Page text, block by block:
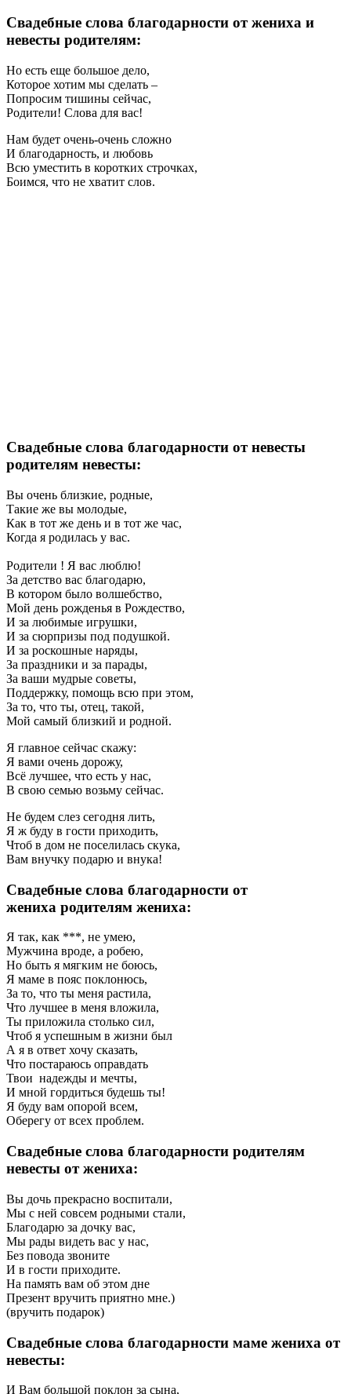
Свадебные слова благодарности от жениха и
невесты родителям:
Но есть еще большое дело,
Которое хотим мы сделать –
Попросим тишины сейчас,
Родители! Слова для вас!
Нам будет очень-очень сложно
И благодарность, и любовь
Всю уместить в коротких строчках,
Боимся, что не хватит слов.
Свадебные слова благодарности от невесты
родителям невесты:
Вы очень близкие, родные,
Такие же вы молодые,
Как в тот же день и в тот же час,
Когда я родилась у вас.
Родители ! Я вас люблю!
За детство вас благодарю,
В котором было волшебство,
Мой день рожденья в Рождество,
И за любимые игрушки,
И за сюрпризы под подушкой.
И за роскошные наряды,
За праздники и за парады,
За ваши мудрые советы,
Поддержку, помощь всю при этом,
За то, что ты, отец, такой,
Мой самый близкий и родной.
Я главное сейчас скажу:
Я вами очень дорожу,
Всё лучшее, что есть у нас,
В свою семью возьму сейчас.
Не будем слез сегодня лить,
Я ж буду в гости приходить,
Чтоб в дом не поселилась скука,
Вам внучку подарю и внука!
Свадебные слова благодарности от
жениха родителям жениха:
Я так, как ***, не умею,
Мужчина вроде, а робею,
Но быть я мягким не боюсь,
Я маме в пояс поклонюсь,
За то, что ты меня растила,
Что лучшее в меня вложила,
Ты приложила столько сил,
Чтоб я успешным в жизни был
А я в ответ хочу сказать,
Что постараюсь оправдать
Твои надежды и мечты,
И мной гордиться будешь ты!
Я буду вам опорой всем,
Оберегу от всех проблем.
Свадебные слова благодарности родителям
невесты от жениха:
Вы дочь прекрасно воспитали,
Мы с ней совсем родными стали,
Благодарю за дочку вас,
Мы рады видеть вас у нас,
Без повода звоните
И в гости приходите.
На память вам об этом дне
Презент вручить приятно мне.)
(вручить подарок)
Свадебные слова благодарности маме жениха от
невесты:
И Вам большой поклон за сына,